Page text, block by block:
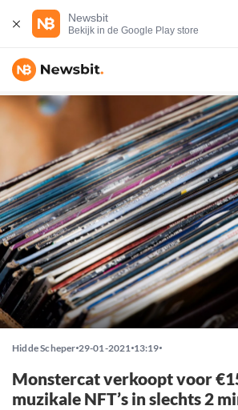
Newsbit
Bekijk in de Google Play store
Hidde Scheper 29-01-2021 13:19
Monstercat verkoopt voor
muzikale NFT’s in slechts 2